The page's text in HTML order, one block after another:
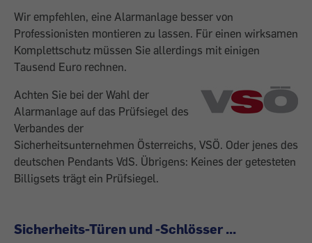
Wir empfehlen, eine Alarmanlage besser von
Professionisten montieren zu lassen. Für einen wirksamen
Komplettschutz müssen Sie allerdings mit einigen
Tausend Euro ­rechnen.
Achten Sie bei der Wahl der
Alarmanlage auf das Prüfsiegel des
Verbandes der
Sicherheitsunternehmen Österreichs, VSÖ. Oder jenes des
deutschen Pendants VdS. Übrigens: Keines der getesteten
Billigsets trägt ein Prüfsiegel.
Sicherheits-Türen und -Schlösser ...